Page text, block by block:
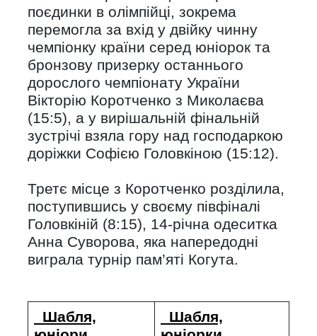
поєдинки в олімпійці, зокрема
перемогла за вхід у двійку чинну
чемпіонку країни серед юніорок та
бронзову призерку останнього
дорослого чемпіонату України
Вікторію Коротченко з Миколаєва
(15:5), а у вирішальній фінальній
зустрічі взяла гору над господаркою
доріжки Софією Головкіною (15:12).
Третє місце з Коротченко розділила,
поступившись у своєму півфіналі
Головкіній (8:15), 14-річна одеситка
Анна Суворова, яка напередодні
виграла турнір пам’яті Когута.
Шабля,
Шабля,